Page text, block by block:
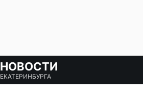
НОВОСТИ
ЕКАТЕРИНБУРГА